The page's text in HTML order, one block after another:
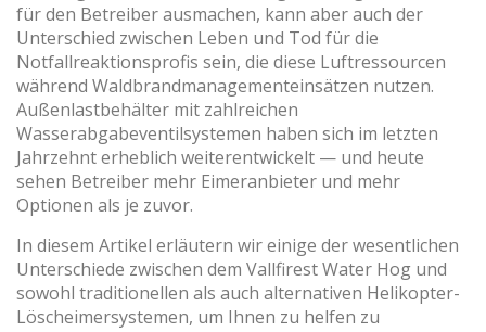
für den Betreiber ausmachen, kann aber auch der
Unterschied zwischen Leben und Tod für die
Notfallreaktionsprofis sein, die diese Luftressourcen
während Waldbrandmanagementeinsätzen nutzen.
Außenlastbehälter mit zahlreichen
Wasserabgabeventilsystemen haben sich im letzten
Jahrzehnt erheblich weiterentwickelt — und heute
sehen Betreiber mehr Eimeranbieter und mehr
Optionen als je zuvor.
In diesem Artikel erläutern wir einige der wesentlichen
Unterschiede zwischen dem Vallfirest Water Hog und
sowohl traditionellen als auch alternativen Helikopter-
Löscheimersystemen, um Ihnen zu helfen zu